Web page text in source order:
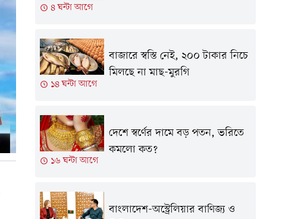
৪ ঘন্টা আগে
১৪ ঘন্টা আগে
বাজারে স্বস্তি নেই, ২০০ টাকার নিচে
মিলছে না মাছ-মুরগি
১৬ ঘন্টা আগে
দেশে স্বর্ণের দামে বড় পতন, ভরিতে
কমলো কত?
বাংলাদেশ-অস্ট্রেলিয়ার বাণিজ্য ও